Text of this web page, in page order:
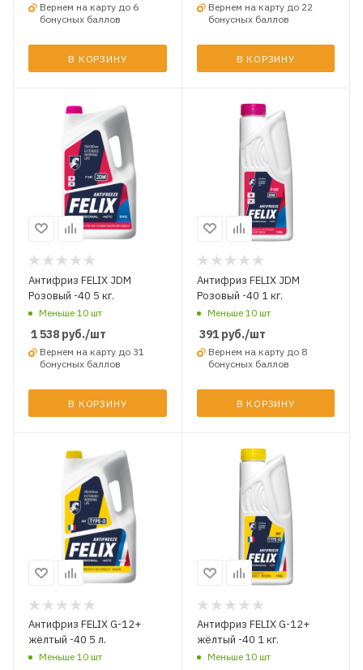
Вернем на карту до 6
бонусных баллов
В КОРЗИНУ
Вернем на карту до 22
бонусных баллов
В КОРЗИНУ
Антифриз FELIX JDM
Розовый -40 5 кг.
Меньше 10 шт
1 538 руб./шт
Вернем на карту до 31
бонусных баллов
В КОРЗИНУ
Антифриз FELIX JDM
Розовый -40 1 кг.
Меньше 10 шт
391руб./шт
Вернем на карту до 8
бонусных баллов
В КОРЗИНУ
Антифриз FELIX G-12+
жёлтый -40 5 л.
Меньше 10 шт
Антифриз FELIX G-12+
жёлтый -40 1 кг.
Меньше 10 шт